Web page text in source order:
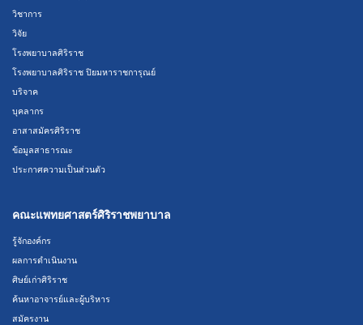
วิชาการ
วิจัย
โรงพยาบาลศิริราช
โรงพยาบาลศิริราช ปิยมหาราชการุณย์
บริจาค
บุคลากร
อาสาสมัครศิริราช
ข้อมูลสาธารณะ
ประกาศความเป็นส่วนตัว
คณะแพทยศาสตร์ศิริราชพยาบาล
รู้จักองค์กร
ผลการดำเนินงาน
ศิษย์เก่าศิริราช
ค้นหาอาจารย์และผู้บริหาร
สมัครงาน